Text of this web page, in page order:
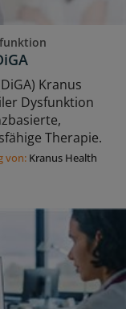
Kranus
Dysfunktion
Therapie.
von: Kranus Health